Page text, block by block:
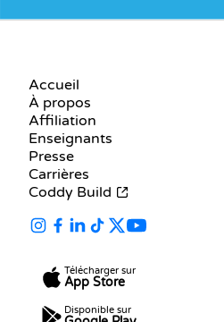
Accueil
À propos
Affiliation
Enseignants
Presse
Carrières
Coddy Build
Télécharger sur
App Store
Disponible sur